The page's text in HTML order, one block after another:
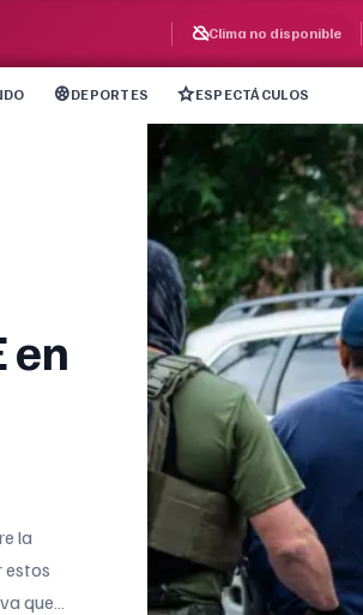
Clima no disponible
DEPORTES ESPECTÁCULOS
en
la
estos
que